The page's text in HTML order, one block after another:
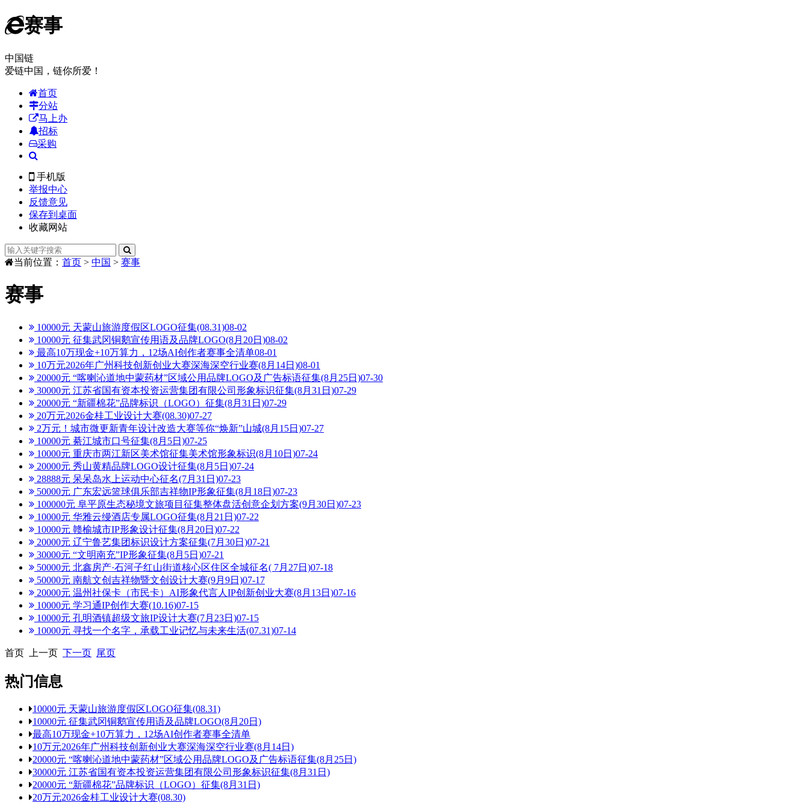
赛事
中国链
爱链中国，链你所爱！
首页
分站
马上办
招标
采购
手机版
举报中心
反馈意见
保存到桌面
收藏网站
当前位置： 首页 > 中国 > 赛事
赛事
10000元 天蒙山旅游度假区LOGO征集(08.31)08-02
10000元 征集武冈铜鹅宣传用语及品牌LOGO(8月20日)08-02
最高10万现金+10万算力，12场AI创作者赛事全清单08-01
10万元2026年广州科技创新创业大赛深海深空行业赛(8月14日)08-01
20000元 “喀喇沁道地中蒙药材”区域公用品牌LOGO及广告标语征集(8月25日)07-30
30000元 江苏省国有资本投资运营集团有限公司形象标识征集(8月31日)07-29
20000元 “新疆棉花”品牌标识（LOGO）征集(8月31日)07-29
20万元2026金桂工业设计大赛(08.30)07-27
2万元！城市微更新青年设计改造大赛等你“焕新”山城(8月15日)07-27
10000元 綦江城市口号征集(8月5日)07-25
10000元 重庆市两江新区美术馆征集美术馆形象标识(8月10日)07-24
20000元 秀山黄精品牌LOGO设计征集(8月5日)07-24
28888元 呆呆岛水上运动中心征名(7月31日)07-23
50000元 广东宏远篮球俱乐部吉祥物IP形象征集(8月18日)07-23
100000元 阜平原生态秘境文旅项目征集整体盘活创意企划方案(9月30日)07-23
10000元 华雅云缦酒店专属LOGO征集(8月21日)07-22
10000元 赣榆城市IP形象设计征集(8月20日)07-22
20000元 辽宁鲁艺集团标识设计方案征集(7月30日)07-21
30000元 “文明南充”IP形象征集(8月5日)07-21
50000元 北鑫房产·石河子红山街道核心区住区全城征名( 7月27日)07-18
50000元 南航文创吉祥物暨文创设计大赛(9月9日)07-17
20000元 温州社保卡（市民卡）AI形象代言人IP创新创业大赛(8月13日)07-16
10000元 学习通IP创作大赛(10.16)07-15
10000元 孔明酒镇超级文旅IP设计大赛(7月23日)07-15
10000元 寻找一个名字，承载工业记忆与未来生活(07.31)07-14
首页 上一页 下一页 尾页
热门信息
10000元 天蒙山旅游度假区LOGO征集(08.31)
10000元 征集武冈铜鹅宣传用语及品牌LOGO(8月20日)
最高10万现金+10万算力，12场AI创作者赛事全清单
10万元2026年广州科技创新创业大赛深海深空行业赛(8月14日)
20000元 “喀喇沁道地中蒙药材”区域公用品牌LOGO及广告标语征集(8月25日)
30000元 江苏省国有资本投资运营集团有限公司形象标识征集(8月31日)
20000元 “新疆棉花”品牌标识（LOGO）征集(8月31日)
20万元2026金桂工业设计大赛(08.30)